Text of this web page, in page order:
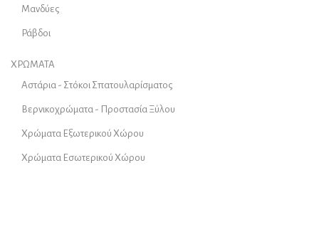
Μανδύες
Ράβδοι
ΧΡΩΜΑΤΑ
Αστάρια - Στόκοι Σπατουλαρίσματος
Βερνικοχρώματα - Προστασία Ξύλου
Χρώματα Εξωτερικού Χώρου
Χρώματα Εσωτερικού Χώρου